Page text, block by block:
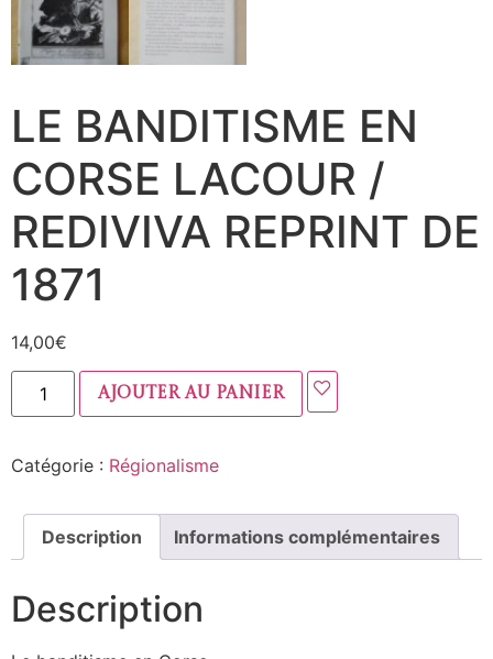
LE BANDITISME EN
CORSE LACOUR /
REDIVIVA REPRINT DE
1871
14,00€
Ajouter au panier
Catégorie : Régionalisme
Description Informations complémentaires
Description